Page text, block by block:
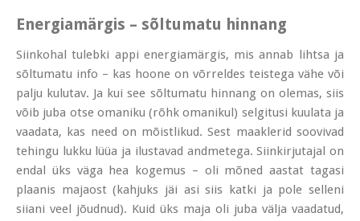
Energiamärgis – sõltumatu hinnang
Siinkohal tulebki appi energiamärgis, mis annab lihtsa ja
sõltumatu info – kas hoone on võrreldes teistega vähe või
palju kulutav. Ja kui see sõltumatu hinnang on olemas, siis
võib juba otse omaniku (rõhk omanikul) selgitusi kuulata ja
vaadata, kas need on mõistlikud. Sest maaklerid soovivad
tehingu lukku lüüa ja ilustavad andmetega. Siinkirjutajal on
endal üks väga hea kogemus – oli mõned aastat tagasi
plaanis majaost (kahjuks jäi asi siis katki ja pole selleni
siiani veel jõudnud). Kuid üks maja oli juba välja vaadatud,